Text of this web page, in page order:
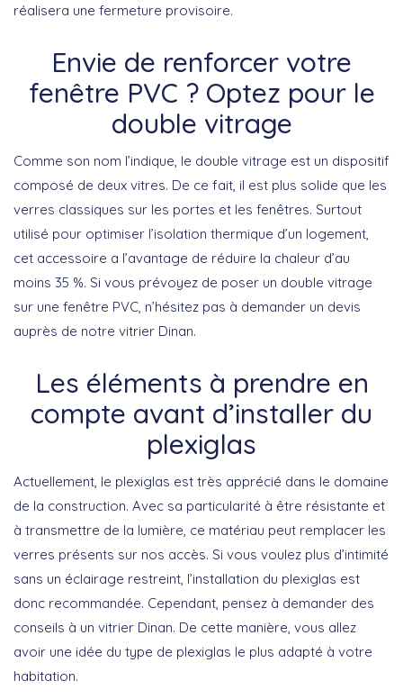
réalisera une fermeture provisoire.
Envie de renforcer votre
fenêtre PVC ? Optez pour le
double vitrage
Comme son nom l’indique, le double vitrage est un dispositif
composé de deux vitres. De ce fait, il est plus solide que les
verres classiques sur les portes et les fenêtres. Surtout
utilisé pour optimiser l’isolation thermique d’un logement,
cet accessoire a l’avantage de réduire la chaleur d’au
moins 35 %. Si vous prévoyez de poser un double vitrage
sur une fenêtre PVC, n’hésitez pas à demander un devis
auprès de notre vitrier Dinan.
Les éléments à prendre en
compte avant d’installer du
plexiglas
Actuellement, le plexiglas est très apprécié dans le domaine
de la construction. Avec sa particularité à être résistante et
à transmettre de la lumière, ce matériau peut remplacer les
verres présents sur nos accès. Si vous voulez plus d’intimité
sans un éclairage restreint, l’installation du plexiglas est
donc recommandée. Cependant, pensez à demander des
conseils à un vitrier Dinan. De cette manière, vous allez
avoir une idée du type de plexiglas le plus adapté à votre
habitation.